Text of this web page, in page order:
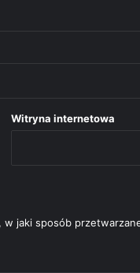
Witryna internetowa
w jaki sposób